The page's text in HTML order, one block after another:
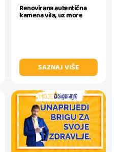
Renovirana autentična
kamena vila, uz more
SAZNAJ VIŠE